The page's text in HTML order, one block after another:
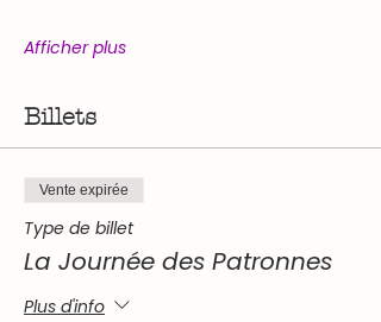
Afficher plus
Billets
Vente expirée
Type de billet
La Journée des Patronnes
Plus d'info